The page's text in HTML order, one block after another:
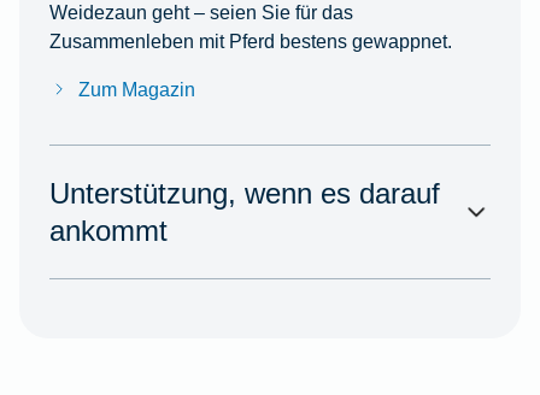
Weidezaun geht – seien Sie für das
Zusammenleben mit Pferd bestens gewappnet.
Zum Magazin
Unterstützung, wenn es darauf
ankommt